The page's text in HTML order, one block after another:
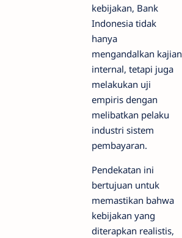
kebijakan, Bank
Indonesia tidak
hanya
mengandalkan kajian
internal, tetapi juga
melakukan uji
empiris dengan
melibatkan pelaku
industri sistem
pembayaran.
Pendekatan ini
bertujuan untuk
memastikan bahwa
kebijakan yang
diterapkan realistis,